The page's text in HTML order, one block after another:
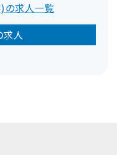
の求人一覧
求人